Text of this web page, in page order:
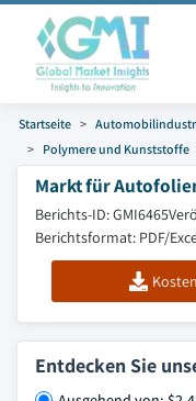
Startseite
Polymere und Kunststoffe
Markt für
Berichts-ID: GMI6465
Berichtsformat: PDF/
Entdecken Sie